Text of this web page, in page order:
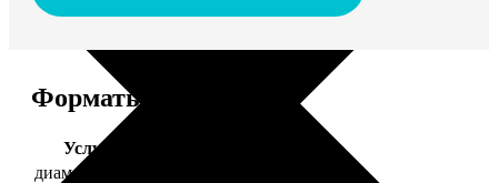
Форматы и цены
Услуга
диаметр 37 мм